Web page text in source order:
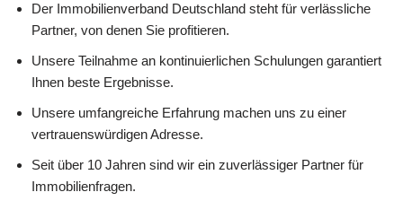
Der Immobilienverband Deutschland steht für verlässliche
Partner, von denen Sie profitieren.
Unsere Teilnahme an kontinuierlichen Schulungen garantiert
Ihnen beste Ergebnisse.
Unsere umfangreiche Erfahrung machen uns zu einer
vertrauenswürdigen Adresse.
Seit über 10 Jahren sind wir ein zuverlässiger Partner für
Immobilienfragen.